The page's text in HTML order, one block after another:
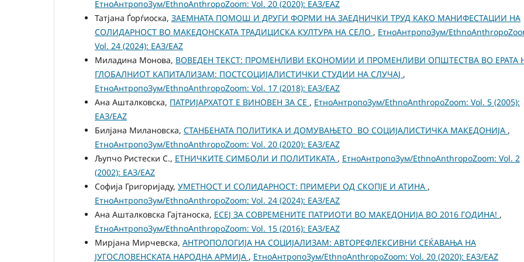
ЕтноАнтропоЗум/EthnoAnthropoZoom: Vol. 20 (2020): ЕАЗ/EAZ
Татјана Ѓорѓиоска, ЗАЕМНАТА ПОМОШ И ДРУГИ ФОРМИ НА ЗАЕДНИЧКИ ТРУД КАКО МАНИФЕСТАЦИИ НА
СОЛИДАРНОСТ ВО МАКЕДОНСКАТА ТРАДИЦИСКА КУЛТУРА НА СЕЛО , ЕтноАнтропоЗум/
Vol. 24 (2024): ЕАЗ/EAZ
Миладина Монова, ВОВЕДЕН ТЕКСТ: ПРОМЕНЛИВИ ЕКОНОМИИ И ПРОМЕНЛИВИ ОПШТЕСТВА ВО ЕРАТА
ГЛОБАЛНИОТ КАПИТАЛИЗАМ: ПОСТСОЦИЈАЛИСТИЧКИ СТУДИИ НА СЛУЧАЈ ,
ЕтноАнтропоЗум/EthnoAnthropoZoom: Vol. 17 (2018): ЕАЗ/EAZ
Ана Ашталковска, ПАТРИЈАРХАТОТ Е ВИНОВЕН ЗА СE , ЕтноАнтропоЗум/EthnoAnthropoZoom: Vol. 5 (2005):
ЕАЗ/EAZ
Билјана Милановска, СТАНБЕНАТА ПОЛИТИКА И ДОМУВАЊЕТО ВО СОЦИЈАЛИСТИЧКА МАКЕДОНИЈА ,
ЕтноАнтропоЗум/EthnoAnthropoZoom: Vol. 20 (2020): ЕАЗ/EAZ
Љупчо Ристески С., ЕТНИЧКИТЕ СИМБОЛИ И ПОЛИТИКАТА , ЕтноАнтропоЗум/EthnoAnthropoZoom: Vol. 2
(2002): ЕАЗ/EAZ
Софија Григоријаду, УМЕТНОСТ И СОЛИДАРНОСТ: ПРИМЕРИ ОД СКОПЈЕ И АТИНА ,
ЕтноАнтропоЗум/EthnoAnthropoZoom: Vol. 24 (2024): ЕАЗ/EAZ
Ана Ашталковска Гаjтаноска, ЕСЕЈ ЗА СОВРЕМЕНИТЕ ПАТРИОТИ ВО МАКЕДОНИЈА ВО 2016 ГОДИНА! ,
ЕтноАнтропоЗум/EthnoAnthropoZoom: Vol. 15 (2016): ЕАЗ/EAZ
Мирјана Мирчевска, АНТРОПОЛОГИЈА НА СОЦИЈАЛИЗАМ: АВТОРЕФЛЕКСИВНИ СЕЌАВАЊА НА
ЈУГОСЛОВЕНСКАТА НАРОДНА АРМИЈА , ЕтноАнтропоЗум/EthnoAnthropoZoom: Vol. 20 (2020): ЕАЗ/EAZ